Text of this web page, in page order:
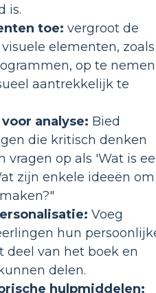
is.
toe: vergroot de
elementen, zoals
op te nemen
aantrekkelijk te
analyse: Bied
die kritisch denken
vragen op als 'Wat is
zijn enkele ideeën om
Voeg
hun
deel van het boek en
delen.
hulpmiddelen: